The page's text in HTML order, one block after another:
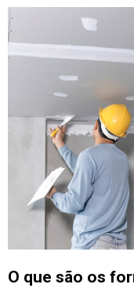
O que são os